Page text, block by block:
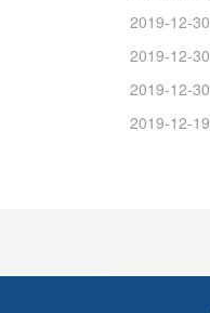
2019-12-30
2019-12-30
2019-12-30
2019-12-19